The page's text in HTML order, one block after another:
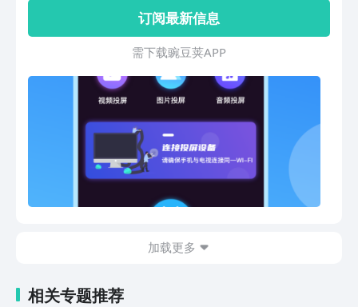
无线传输到智能电视，大屏播放，享受家
庭影院式的观影体验 - 电子相册投屏：将
手机照片镜像到电视，与家人朋友共享精
彩瞬间 - 音乐投屏：连接电视，播放手机
音频文件，将喜欢的音乐加入播放列表 -
操作简单便捷，随时连接播放。手机变成
节，暂停，后退，快进视频。 - 可在任何
地方使用，将智能手机上的视频，音乐，
照片无线投屏到电视 - 不再局限于手机屏
幕，大屏观影，欣赏照片，保护视力，解
订阅最新信息
需 下 载 豌 豆 荚 A P P
加载更多
相关专题推荐